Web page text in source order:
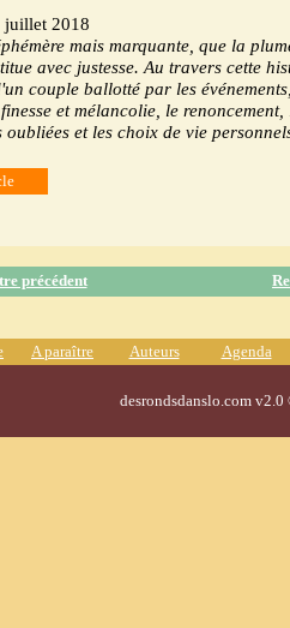
juillet 2018
mais marquante, que la
avec justesse. Au travers cette
couple ballotté par les
et mélancolie, le renoncement,
oubliées et les choix de vie
précédent
A paraître Auteurs Agenda
desrondsdanslo.com